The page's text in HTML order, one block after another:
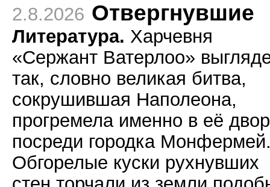
2.8.2026 Отвергнувшие
Литература. Харчевня
«Сержант Ватерлоо»
так, словно великая битва,
сокрушившая Наполеона,
прогремела именно в её
посреди городка
Обгорелые куски рухнувших